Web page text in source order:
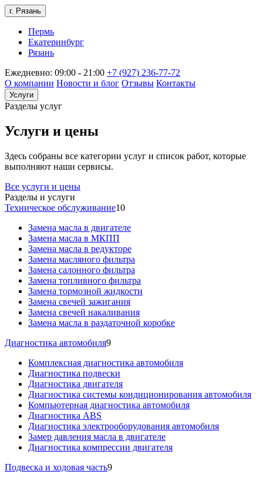
г. Рязань
Пермь
Екатеринбург
Рязань
Ежедневно: 09:00 - 21:00 +7 (927) 236-77-72
О компании Новости и блог Отзывы Контакты
Услуги
Разделы услуг
Услуги и цены
Здесь собраны все категории услуг и список работ, которые
выполняют наши сервисы.
Все услуги и цены
Разделы и услуги
Техническое обслуживание10
Замена масла в двигателе
Замена масла в МКПП
Замена масла в редукторе
Замена масляного фильтра
Замена салонного фильтра
Замена топливного фильтра
Замена тормозной жидкости
Замена свечей зажигания
Замена свечей накаливания
Замена масла в раздаточной коробке
Диагностика автомобиля9
Комплексная диагностика автомобиля
Диагностика подвески
Диагностика двигателя
Диагностика системы кондиционирования автомобиля
Компьютерная диагностика автомобиля
Диагностика ABS
Диагностика электрооборудования автомобиля
Замер давления масла в двигателе
Диагностика компрессии двигателя
Подвеска и ходовая часть9